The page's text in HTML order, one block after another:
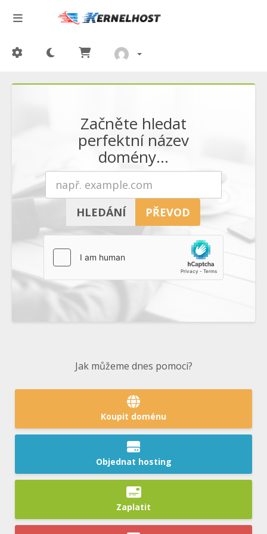
Začněte hledat
perfektní název
domény...
Jak můžeme dnes pomoci?
Koupit doménu
Objednat hosting
Zaplatit